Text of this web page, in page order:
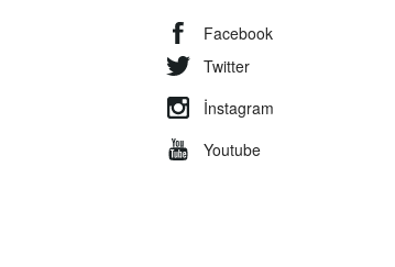
Facebook
Twitter
İnstagram
Youtube